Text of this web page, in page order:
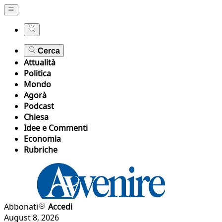
Cerca
Attualità
Politica
Mondo
Agorà
Podcast
Chiesa
Idee e Commenti
Economia
Rubriche
Abbonati
Accedi
August 8, 2026